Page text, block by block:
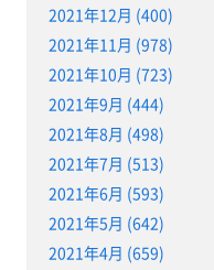
2021年12月 (400)
2021年11月 (978)
2021年10月 (723)
2021年9月 (444)
2021年8月 (498)
2021年7月 (513)
2021年6月 (593)
2021年5月 (642)
2021年4月 (659)